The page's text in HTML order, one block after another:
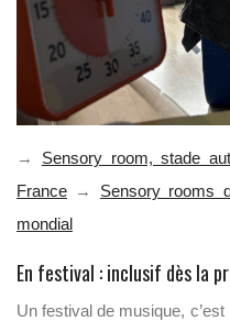
→ Sensory room, stade
France → Sensory rooms
mondial
En festival : inclusif dès la
Un festival de musique,